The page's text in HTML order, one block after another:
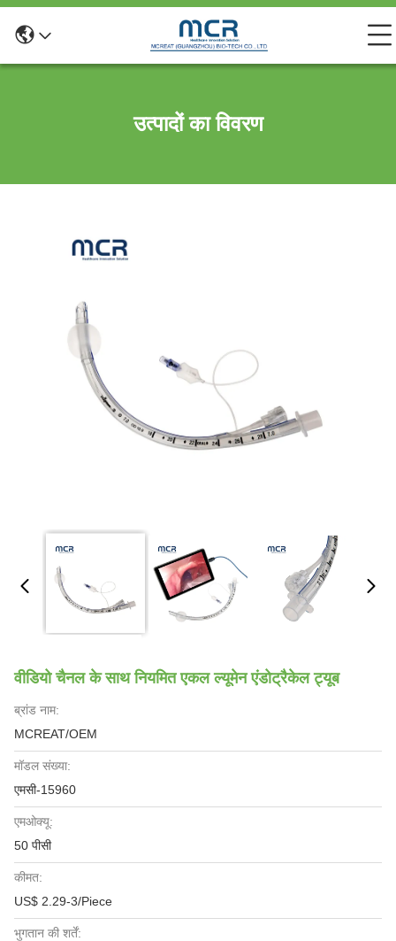
उत्पादों का विवरण
वीडियो चैनल के साथ नियमित एकल ल्यूमेन एंडोट्रैकेल ट्यूब
ब्रांड नाम:
MCREAT/OEM
मॉडल संख्या:
एमसी-15960
एमओक्यू:
50 पीसी
कीमत:
US$ 2.29-3/Piece
भुगतान की शर्तें: